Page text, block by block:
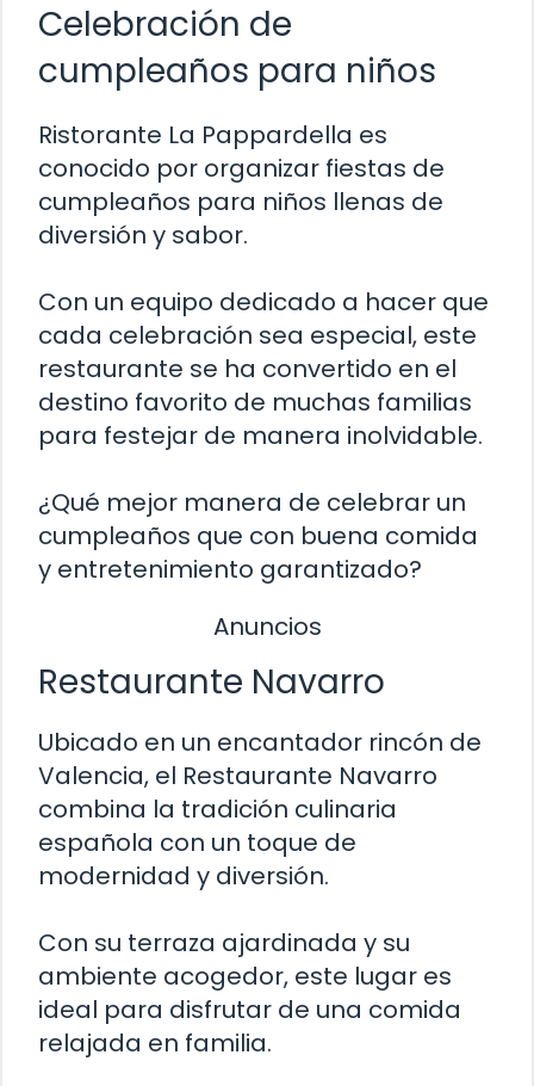
Celebración de
cumpleaños para niños
Ristorante La Pappardella es
conocido por organizar fiestas de
cumpleaños para niños llenas de
diversión y sabor.
Con un equipo dedicado a hacer que
cada celebración sea especial, este
restaurante se ha convertido en el
destino favorito de muchas familias
para festejar de manera inolvidable.
¿Qué mejor manera de celebrar un
cumpleaños que con buena comida
y entretenimiento garantizado?
Anuncios
Restaurante Navarro
Ubicado en un encantador rincón de
Valencia, el Restaurante Navarro
combina la tradición culinaria
española con un toque de
modernidad y diversión.
Con su terraza ajardinada y su
ambiente acogedor, este lugar es
ideal para disfrutar de una comida
relajada en familia.